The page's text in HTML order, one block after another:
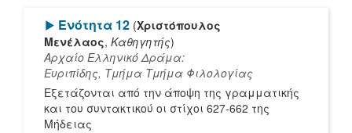
[Play]
Ενότητα 12 (Χριστόπουλος
Μενέλαος, Καθηγητής)
Αρχαίο Ελληνικό Δράμα:
Ευριπίδης, Τμήμα Τμήμα Φιλολογίας
Εξετάζονται από την άποψη της γραμματικής
και του συντακτικού οι στίχοι 627-662 της
Μήδειας